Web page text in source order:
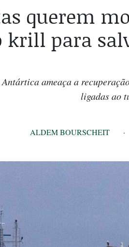
querem
krill para
ameaça a
ligadas ao
ALDEM BOURSCHEIT ·